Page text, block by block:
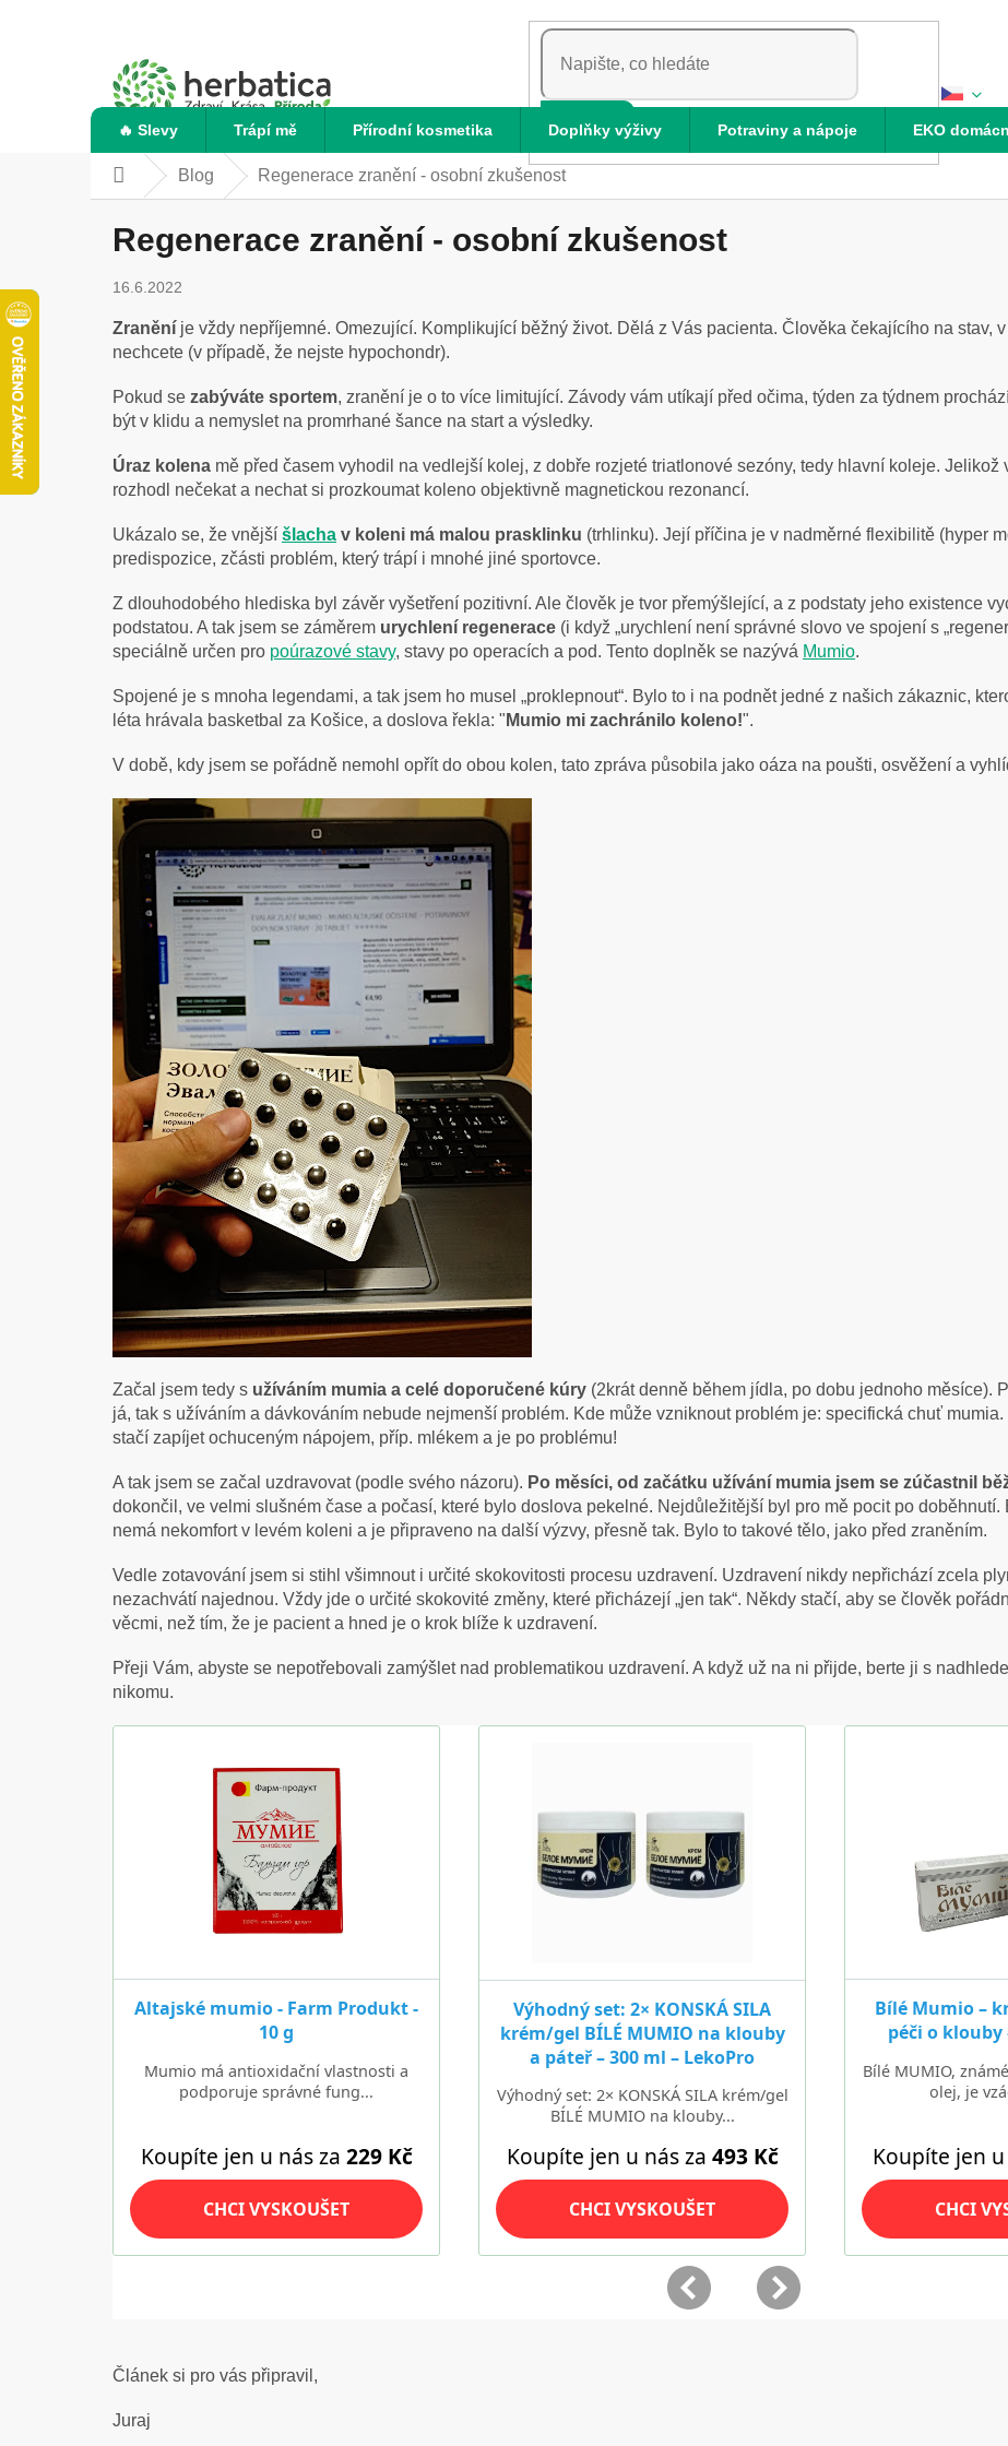
HLEDAT
🔥 Slevy Trápí mě Přírodní kosmetika Doplňky výživy Potraviny a nápoje EKO
Domů Blog Regenerace zranění - osobní zkušenost
Regenerace zranění - osobní zkušenost
16.6.2022
Zranění je vždy nepříjemné. Omezující. Komplikující běžný život. Dělá z Vás pacienta. Člověka čekajícího na stav,
nechcete (v případě, že nejste hypochondr).
Pokud se zabýváte sportem, zranění je o to více limitující. Závody vám utíkají před očima, týden za týdnem
být v klidu a nemyslet na promrhané šance na start a výsledky.
Úraz kolena mě před časem vyhodil na vedlejší kolej, z dobře rozjeté triatlonové sezóny, tedy hlavní koleje.
rozhodl nečekat a nechat si prozkoumat koleno objektivně magnetickou rezonancí.
Ukázalo se, že vnější šlacha v koleni má malou prasklinku (trhlinku). Její příčina je v nadměrné flexibilitě (hyper
predispozice, zčásti problém, který trápí i mnohé jiné sportovce.
Z dlouhodobého hlediska byl závěr vyšetření pozitivní. Ale člověk je tvor přemýšlející, a z podstaty jeho existence
podstatou. A tak jsem se záměrem urychlení regenerace (i když „urychlení není správné slovo ve spojení s
speciálně určen pro poúrazové stavy, stavy po operacích a pod. Tento doplněk se nazývá Mumio.
Spojené je s mnoha legendami, a tak jsem ho musel „proklepnout“. Bylo to i na podnět jedné z našich zákaznic,
léta hrávala basketbal za Košice, a doslova řekla: " Mumio mi zachránilo koleno!".
V době, kdy jsem se pořádně nemohl opřít do obou kolen, tato zpráva působila jako oáza na poušti, osvěžení a
Začal jsem tedy s užíváním mumia a celé doporučené kúry (2krát denně během jídla, po dobu jednoho měsíce).
já, tak s užíváním a dávkováním nebude nejmenší problém. Kde může vzniknout problém je: specifická chuť
stačí zapíjet ochuceným nápojem, příp. mlékem a je po problému!
A tak jsem se začal uzdravovat (podle svého názoru). Po měsíci, od začátku užívání mumia jsem se zúčastnil
dokončil, ve velmi slušném čase a počasí, které bylo doslova pekelné. Nejdůležitější byl pro mě pocit po
nemá nekomfort v levém koleni a je připraveno na další výzvy, přesně tak. Bylo to takové tělo, jako před zraněním.
Vedle zotavování jsem si stihl všimnout i určité skokovitosti procesu uzdravení. Uzdravení nikdy nepřichází zcela
nezachvátí najednou. Vždy jde o určité skokovité změny, které přicházejí „jen tak“. Někdy stačí, aby se člověk
věcmi, než tím, že je pacient a hned je o krok blíže k uzdravení.
Přeji Vám, abyste se nepotřebovali zamýšlet nad problematikou uzdravení. A když už na ni přijde, berte ji s
nikomu.
Článek si pro vás připravil,
Juraj